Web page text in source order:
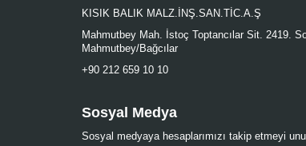
KISIK BALIK MALZ.İNŞ.SAN.TİC.A.Ş
Mahmutbey Mah. İstoç Toptancılar Sit. 2419.
Mahmutbey/Bağcılar
+90 212 659 10 10
Sosyal Medya
Sosyal medyaya hesaplarımızı takip etmeyi